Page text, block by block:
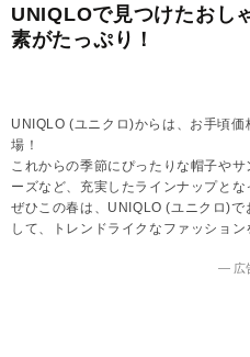
UNIQLOで見つけたおし
素がたっぷり！
UNIQLO (ユニクロ)からは、お手頃
場！
これからの季節にぴったりな帽子や
ーズなど、充実したラインナップとな
ぜひこの春は、UNIQLO (ユニクロ)で
して、トレンドライクなファッション
― 広